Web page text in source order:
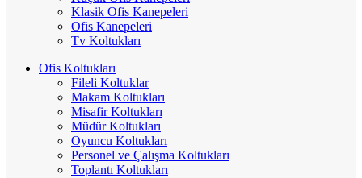
Klasik Ofis Kanepeleri
Ofis Kanepeleri
Tv Koltukları
Ofis Koltukları
Fileli Koltuklar
Makam Koltukları
Misafir Koltukları
Müdür Koltukları
Oyuncu Koltukları
Personel ve Çalışma Koltukları
Toplantı Koltukları